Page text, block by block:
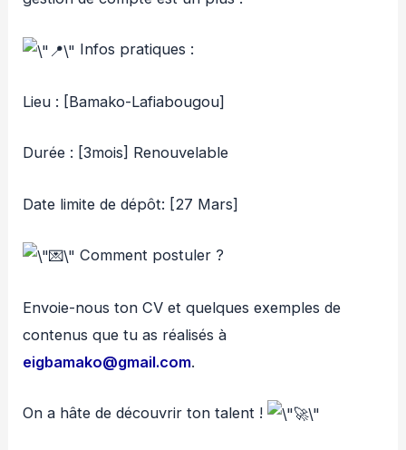
Infos pratiques :
Lieu : [Bamako-Lafiabougou]
Durée : [3mois] Renouvelable
Date limite de dépôt: [27 Mars]
Comment postuler ?
Envoie-nous ton CV et quelques exemples de
contenus que tu as réalisés à
eigbamako@gmail.com.
On a hâte de découvrir ton talent !